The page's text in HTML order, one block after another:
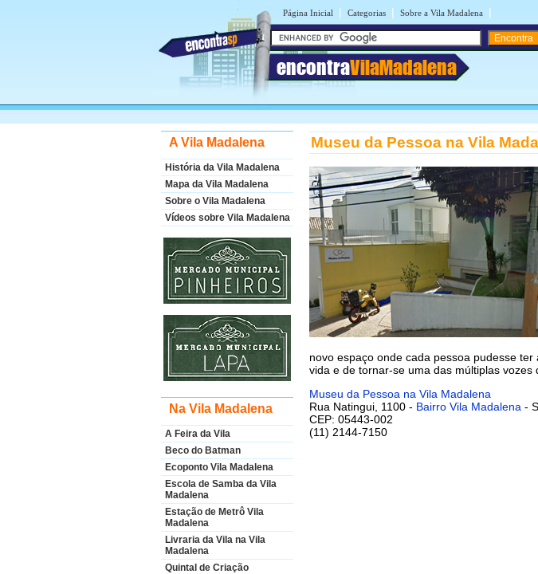
Página Inicial | Categorias | Sobre a Vila Madalena |
encontraVilaMadalena
A Vila Madalena
História da Vila Madalena
Mapa da Vila Madalena
Sobre o Vila Madalena
Vídeos sobre Vila Madalena
Na Vila Madalena
A Feira da Vila
Beco do Batman
Ecoponto Vila Madalena
Escola de Samba da Vila
Madalena
Estação de Metrô Vila
Madalena
Livraria da Vila na Vila
Madalena
Quintal de Criação
Museu da Pessoa na Vila
novo espaço onde cada pessoa pudesse
vida e de tornar-se uma das múltiplas vozes
Museu da Pessoa na Vila Madalena
Rua Natingui, 1100 - Bairro Vila Madalena -
CEP: 05443-002
(11) 2144-7150 ‎